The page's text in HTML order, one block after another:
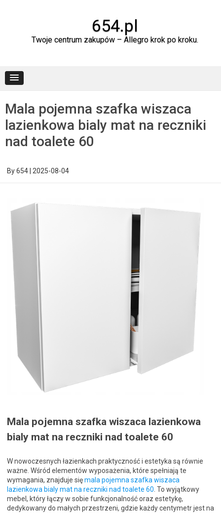
654.pl
Twoje centrum zakupów – Allegro krok po kroku.
Mala pojemna szafka wiszaca
lazienkowa bialy mat na reczniki
nad toalete 60
By654 2025-08-04
Mala pojemna szafka wiszaca lazienkowa
bialy mat na reczniki nad toalete 60
W nowoczesnych łazienkach praktyczność i estetyka są równie
ważne. Wśród elementów wyposażenia, które spełniają te
wymagania, znajduje sięmala pojemna szafka wiszaca
lazienkowa bialy mat na reczniki nad toalete 60 . To wyjątkowy
mebel, który łączy w sobie funkcjonalność oraz estetykę,
dedykowany do małych przestrzeni, gdzie każdy centymetr jest na